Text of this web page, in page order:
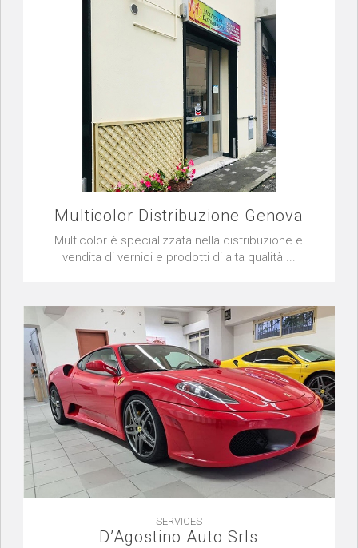
Multicolor Distribuzione Genova
Multicolor è specializzata nella distribuzione e
vendita di vernici e prodotti di alta qualità ...
SERVICES
D’Agostino Auto Srls